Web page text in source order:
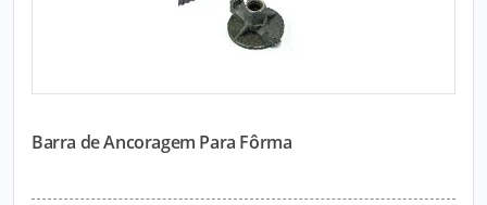
Barra de Ancoragem Para Fôrma